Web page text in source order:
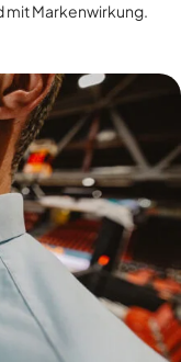
mit Markenwirkung.